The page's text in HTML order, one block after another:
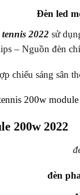
Đèn led
2022 sử
– Nguồn đèn
chiếu sáng sân
200w
200w 2022
đèn